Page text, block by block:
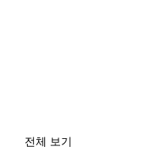
전체 보기